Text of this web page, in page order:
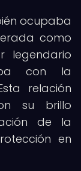
ocupaba
como
legendario
con la
relación
su brillo
de la
en